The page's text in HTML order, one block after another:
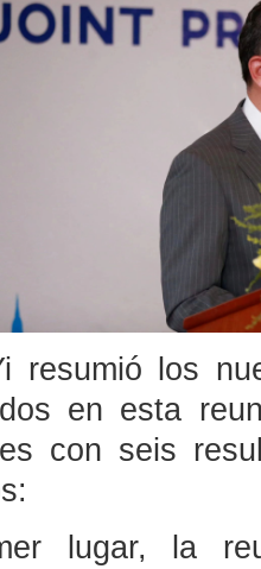
resumió los
en esta
con seis
lugar, la